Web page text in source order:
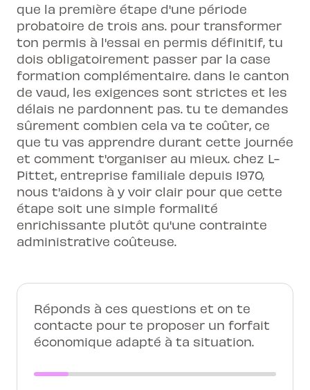
que la première étape d'une période
probatoire de trois ans. pour transformer
ton permis à l'essai en permis définitif, tu
dois obligatoirement passer par la case
formation complémentaire. dans le canton
de vaud, les exigences sont strictes et les
délais ne pardonnent pas. tu te demandes
sûrement combien cela va te coûter, ce
que tu vas apprendre durant cette journée
et comment t'organiser au mieux. chez L-
Pittet, entreprise familiale depuis 1970,
nous t'aidons à y voir clair pour que cette
étape soit une simple formalité
enrichissante plutôt qu'une contrainte
administrative coûteuse.
Réponds à ces questions et on te
contacte pour te proposer un forfait
économique adapté à ta situation.